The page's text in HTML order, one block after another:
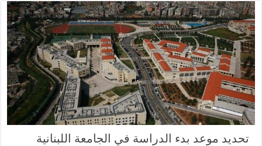
تحديد موعد بدء الدراسة في الجامعة اللبنانية